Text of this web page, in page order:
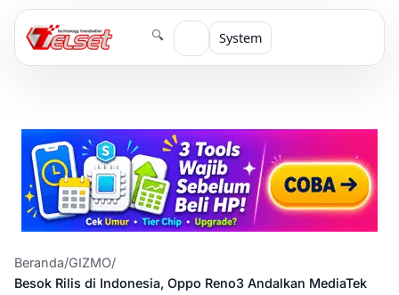
🔍 System
Beranda/GIZMO/
Besok Rilis di Indonesia, Oppo Reno3 Andalkan MediaTek